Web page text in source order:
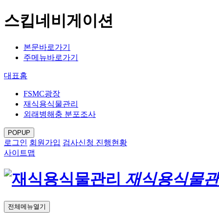
스킵네비게이션
본문바로가기
주메뉴바로가기
대표홈
FSMC광장
재식용식물관리
외래병해충 분포조사
POPUP
로그인 회원가입 검사신청 진행현황
사이트맵
재식용식물
전체메뉴열기